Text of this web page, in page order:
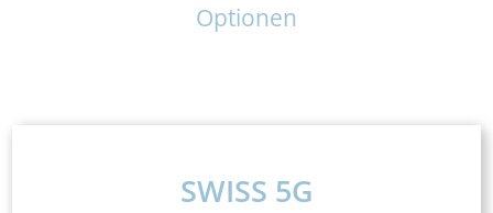
Optionen
SWISS 5G